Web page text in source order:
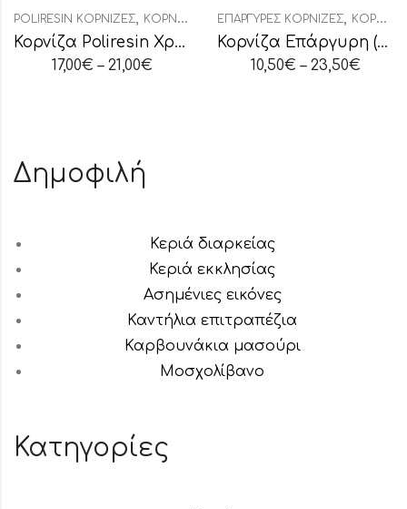
POLIRESIN ΚΟΡΝΊΖΕΣ, ΚΟΡΝΊΖΕΣ
Κορνίζα Poliresin Χρυσή
17,00€ – 21,00€
ΕΠΆΡΓΥΡΕΣ ΚΟΡΝΊΖΕΣ, ΚΟΡΝΊΖΕΣ
Κορνίζα Επάργυρη (28139)
10,50€ – 23,50€
Δημοφιλή
Κεριά διαρκείας
Κεριά εκκλησίας
Ασημένιες εικόνες
Καντήλια επιτραπέζια
Καρβουνάκια μασούρι
Μοσχολίβανο
Κατηγορίες